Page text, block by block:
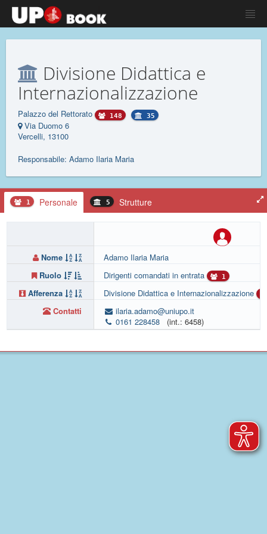
Divisione Didattica e
Internazionalizzazione
Palazzo del Rettorato 148 35
Via Duomo 6
Vercelli, 13100
Responsabile: Adamo Ilaria Maria
1 Personale 5 Strutture
Nome
Ruolo
Afferenza
Contatti
Adamo Ilaria Maria
Dirigenti comandati in entrata
1
Divisione Didattica e Internazionalizzazione
ilaria.adamo@uniupo.it
0161 228458
(int.: 6458)